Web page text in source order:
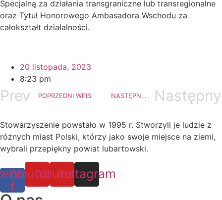
Specjalną za działania transgraniczne lub transregionalne
oraz Tytuł Honorowego Ambasadora Wschodu za
całokształt działalności.
20 listopada, 2023
8:23 pm
Prev POPRZEDNI WPIS NASTĘPNY WPIS Następny
Stowarzyszenie powstało w 1995 r. Stworzyli je ludzie z
różnych miast Polski, którzy jako swoje miejsce na ziemi,
wybrali przepiękny powiat lubartowski.
f
YoutubeYoutube
Instagram